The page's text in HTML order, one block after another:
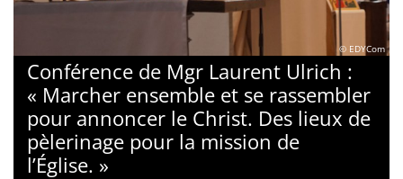
© EDYCom
Conférence de Mgr Laurent Ulrich :
« Marcher ensemble et se rassembler
pour annoncer le Christ. Des lieux de
pèlerinage pour la mission de
l’Église. »